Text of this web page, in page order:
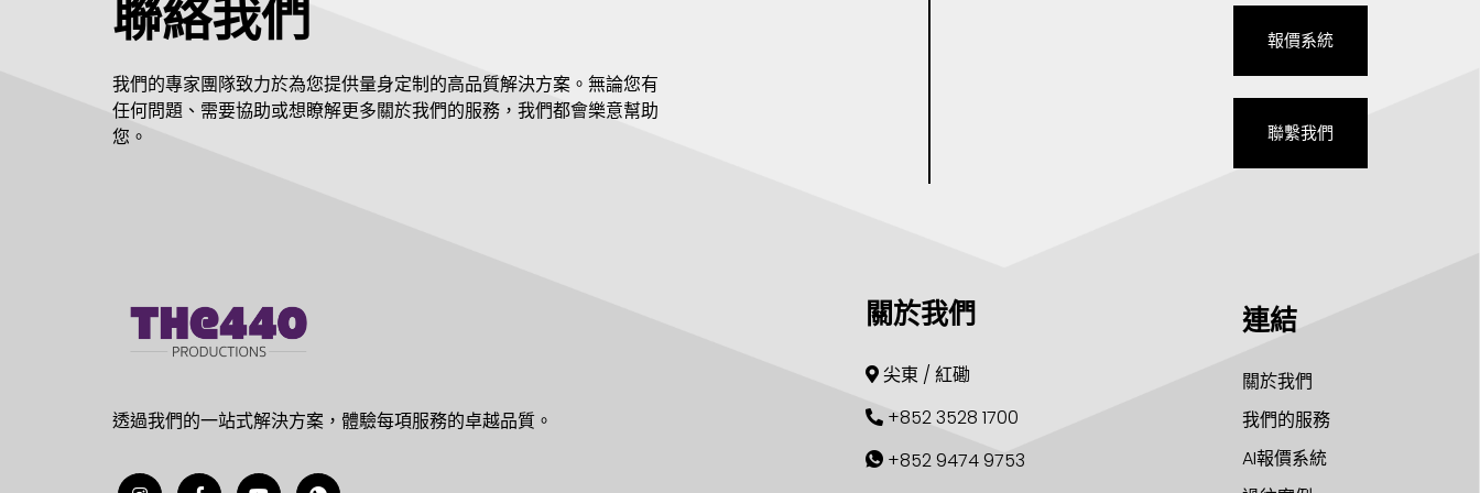
聯絡我們
我們的專家團隊致力於為您提供量身定制的高品質解決方案。無論您有
任何問題、需要協助或想瞭解更多關於我們的服務，我們都會樂意幫助
您。
報價系統
聯繫我們
透過我們的一站式解決方案，體驗每項服務的卓越品質。
關於我們
尖東 / 紅磡
+852 3528 1700
+852 9474 9753
連結
關於我們
我們的服務
AI報價系統